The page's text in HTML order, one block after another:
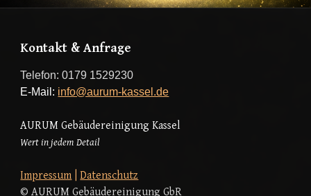
Kontakt & Anfrage
Telefon: 0179 1529230
E-Mail: info@aurum-kassel.de
AURUM GebäudereinigungKassel
Wert in jedem Detail
Impressum |Datenschutz
© AURUM Gebäudereinigung GbR